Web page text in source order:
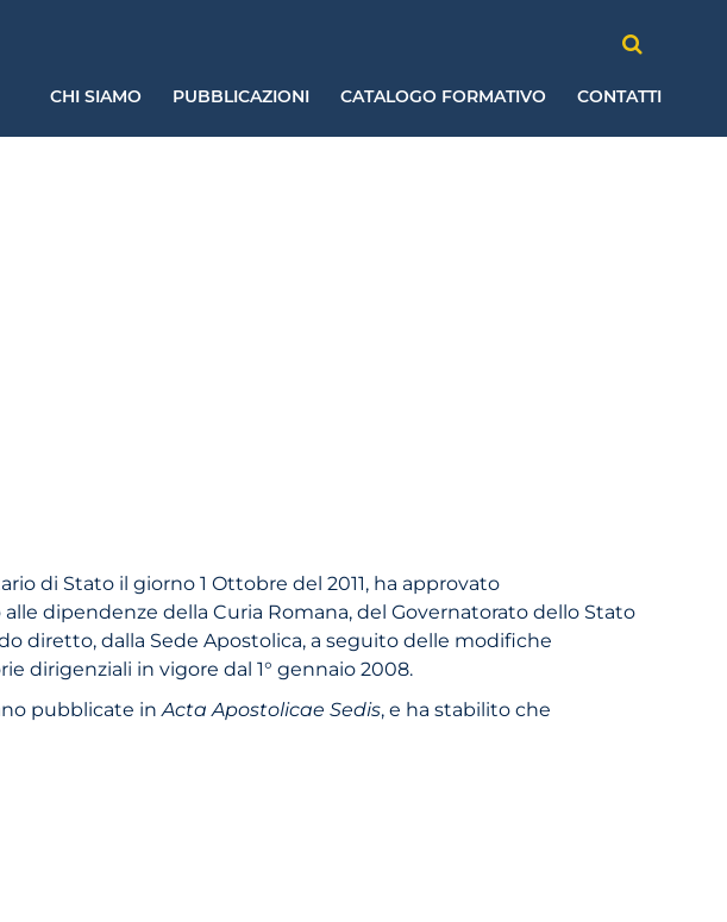
CHI SIAMO PUBBLICAZIONI CATALOGO FORMATIVO CONTATTI
di Stato il giorno 1 Ottobre del 2011, ha approvato
dipendenze della Curia Romana, del Governatorato dello Stato
diretto, dalla Sede Apostolica, a seguito delle modifiche
dirigenziali in vigore dal 1° gennaio 2008.
pubblicate in Acta Apostolicae Sedis, e ha stabilito che